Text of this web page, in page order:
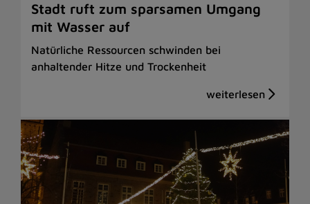
Stadt ruft zum sparsamen Umgang
mit Wasser auf
Natürliche Ressourcen schwinden bei
anhaltender Hitze und Trockenheit